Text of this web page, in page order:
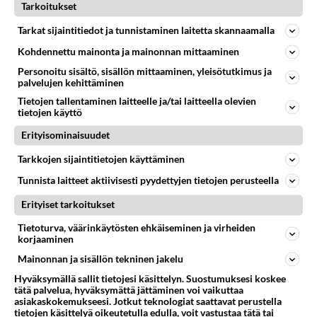
Mopomiitti!
Menikös öoliisilta yli tuo mppedinkans kisaaminen tais olla melkoinen riski vahigoittaa tarpeettomasti jopa kuolla tuoss
08.08.2026 18:32
Tuusula
1023
Ei se nainen edes oo
08.08.2026 19:19
Ikävä
67
Poliisi kiilasi mopoilijan
08.08.2026 19:55
Kiuruvesi
773
Vetovoima
08.08.2026 14:24
Ikävä
32
Niin kauan tätä
09.08.2026 06:20
Ikävä
88
577
Käviskö tällainen suhde
Tarkoitukset
Tarkat sijaintitiedot ja tunnistaminen laitetta skannaamalla
Kohdennettu mainonta ja mainonnan mittaaminen
Personoitu sisältö, sisällön mittaaminen, yleisötutkimus ja
palvelujen kehittäminen
Tietojen tallentaminen laitteelle ja/tai laitteella olevien
tietojen käyttö
Erityisominaisuudet
Tarkkojen sijaintitietojen käyttäminen
Tunnista laitteet aktiivisesti pyydettyjen tietojen perusteella
Erityiset tarkoitukset
Tietoturva, väärinkäytösten ehkäiseminen ja virheiden
korjaaminen
Mainonnan ja sisällön tekninen jakelu
Hyväksymällä sallit tietojesi käsittelyn. Suostumuksesi koskee
tätä palvelua, hyväksymättä jättäminen voi vaikuttaa
asiakaskokemukseesi. Jotkut teknologiat saattavat perustella
tietojen käsittelyä oikeutetulla edulla, voit vastustaa tätä tai